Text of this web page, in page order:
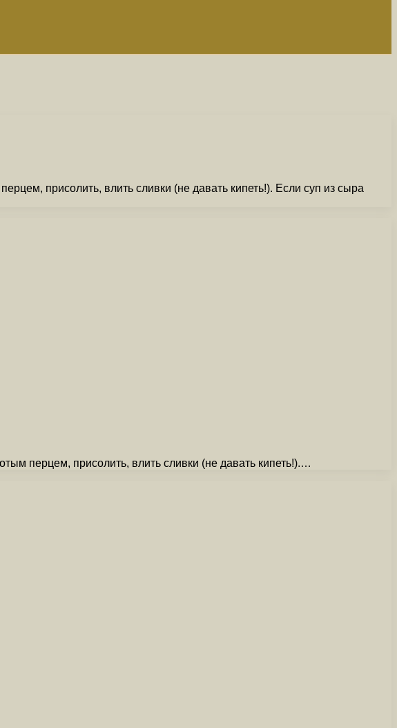
присолить, влить сливки (не давать кипеть!). Если суп из сыра
перцем, присолить, влить сливки (не давать кипеть!).…